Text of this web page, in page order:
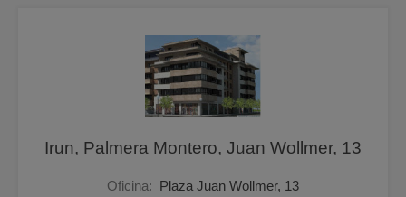
Irun, Palmera Montero, Juan Wollmer, 13
Oficina: Plaza Juan Wollmer, 13